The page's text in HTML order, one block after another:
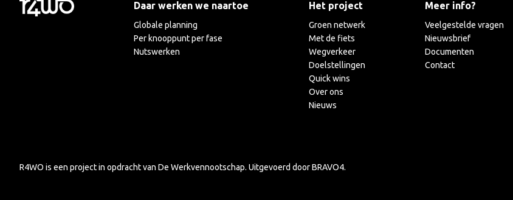
Daar werken we naartoe
Globale planning
Per knooppunt per fase
Nutswerken
Het project
Groen netwerk
Met de fiets
Wegverkeer
Doelstellingen
Quick wins
Over ons
Nieuws
Meer info?
Veelgestelde vragen
Nieuwsbrief
Documenten
Contact
R4WO is een project in opdracht van De Werkvennootschap. Uitgevoerd doorBRAVO4.